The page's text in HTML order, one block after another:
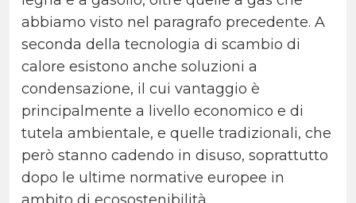
abbiamo visto nel paragrafo precedente. A
seconda della tecnologia di scambio di
calore esistono anche soluzioni a
condensazione, il cui vantaggio è
principalmente a livello economico e di
tutela ambientale, e quelle tradizionali, che
però stanno cadendo in disuso, soprattutto
dopo le ultime normative europee in